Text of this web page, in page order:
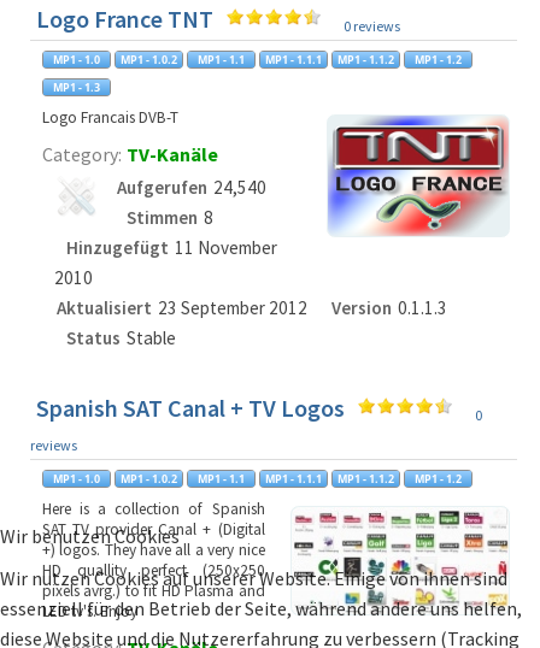
Logo France TNT 0 reviews
Logo Francais DVB-T
Category: TV-Kanäle
Aufgerufen 24,540
Stimmen 8
Hinzugefügt 11 November
2010
Aktualisiert 23 September 2012 Version 0.1.1.3
Status Stable
Spanish SAT Canal + TV Logos
0
reviews
Here is a collection of Spanish
SAT TV provider Canal + (Digital
+) logos. They have all a very nice
HD quallity perfect (250x250
pixels avrg.) to fit HD Plasma and
LED tv's. Enjoy
Wir benutzen Cookies
Wir nutzen Cookies auf unserer Website. Einige von ihnen sind
essenziell für den Betrieb der Seite, während andere uns helfen,
diese Website und die Nutzererfahrung zu verbessern (Tracking